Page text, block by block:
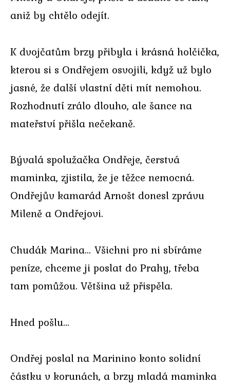
aniž by chtělo odejít.
K dvojčatům brzy přibyla i krásná holčička,
kterou si s Ondřejem osvojili, když už bylo
jasné, že další vlastní děti mít nemohou.
Rozhodnutí zrálo dlouho, ale šance na
mateřství přišla nečekaně.
Bývalá spolužačka Ondřeje, čerstvá
maminka, zjistila, že je těžce nemocná.
Ondřejův kamarád Arnošt donesl zprávu
Mileně a Ondřejovi.
Chudák Marina… Všichni pro ni sbíráme
peníze, chceme ji poslat do Prahy, třeba
tam pomůžou. Většina už přispěla.
Hned pošlu…
Ondřej poslal na Marinino konto solidní
částku v korunách, a brzy mladá maminka